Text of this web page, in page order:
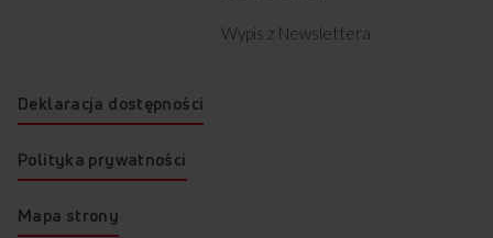
Wypis z Newslettera
Deklaracja dostępności
Polityka prywatności
Mapa strony